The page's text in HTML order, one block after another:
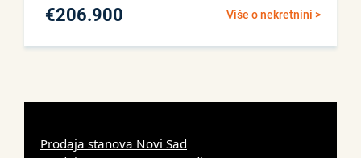
Više o nekretnini >
€206.900
Prodaja stanova Novi Sad